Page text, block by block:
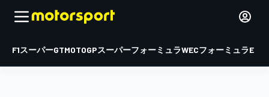
F1スーパーGTMOTOGPスーパーフォーミュラWECフォーミュラE